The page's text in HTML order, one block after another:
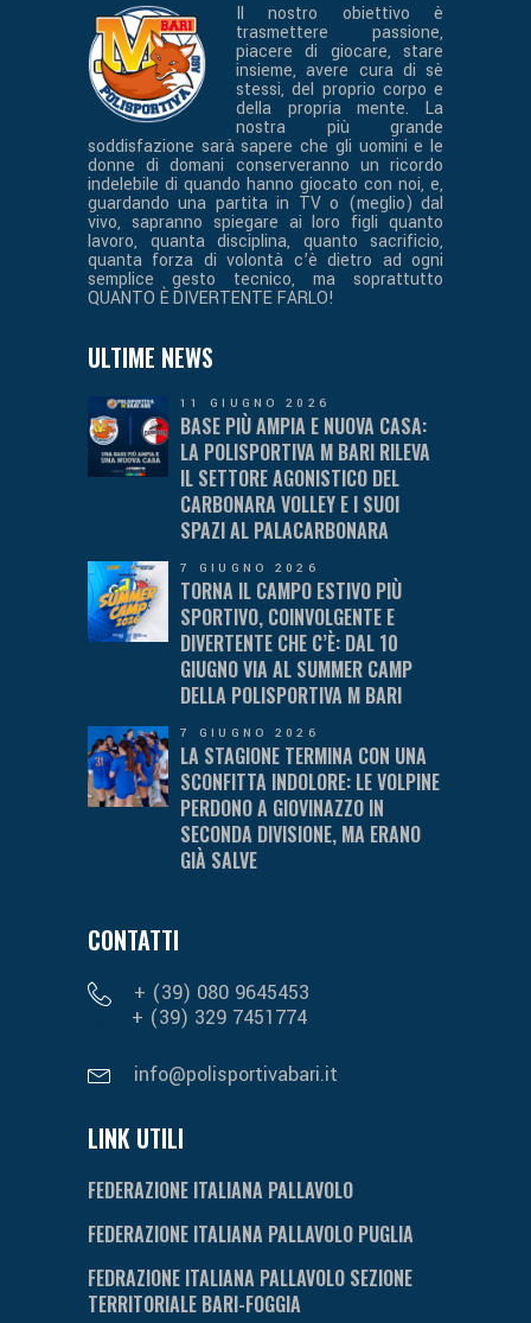
Il nostro obiettivo è
trasmettere passione,
piacere di giocare, stare
insieme, avere cura di sè
stessi, del proprio corpo e
della propria mente. La
nostra più grande
soddisfazione sarà sapere che gli uomini e le
donne di domani conserveranno un ricordo
indelebile di quando hanno giocato con noi, e,
guardando una partita in TV o (meglio) dal
vivo, sapranno spiegare ai loro figli quanto
lavoro, quanta disciplina, quanto sacrificio,
quanta forza di volontà c’è dietro ad ogni
semplice gesto tecnico, ma soprattutto
QUANTO È DIVERTENTE FARLO!
ULTIME NEWS
11 GIUGNO 2026
BASE PIÙ AMPIA E NUOVA CASA:
LA POLISPORTIVA M BARI RILEVA
IL SETTORE AGONISTICO DEL
CARBONARA VOLLEY E I SUOI
SPAZI AL PALACARBONARA
7 GIUGNO 2026
TORNA IL CAMPO ESTIVO PIÙ
SPORTIVO, COINVOLGENTE E
DIVERTENTE CHE C’È: DAL 10
GIUGNO VIA AL SUMMER CAMP
DELLA POLISPORTIVA M BARI
7 GIUGNO 2026
LA STAGIONE TERMINA CON UNA
SCONFITTA INDOLORE: LE VOLPINE
PERDONO A GIOVINAZZO IN
SECONDA DIVISIONE, MA ERANO
GIÀ SALVE
CONTATTI
+ (39) 080 9645453
+ (39) 329 7451774
info@polisportivabari.it
LINK UTILI
FEDERAZIONE ITALIANA PALLAVOLO
FEDERAZIONE ITALIANA PALLAVOLO PUGLIA
FEDRAZIONE ITALIANA PALLAVOLO SEZIONE
TERRITORIALE BARI-FOGGIA